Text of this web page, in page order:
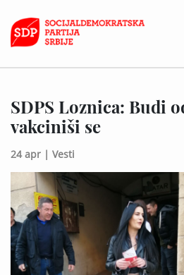
SDPS Loznica: Budi
vakciniši se
24 apr | Vesti